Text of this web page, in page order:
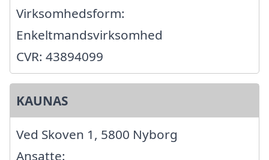
Virksomhedsform:
Enkeltmandsvirksomhed
CVR: 43894099
KAUNAS
Ved Skoven 1, 5800 Nyborg
Ansatte: